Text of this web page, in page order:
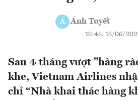
Á Ánh Tuyết
18:48, 18/06/
Sau 4 tháng vượt "hàng
khe, Vietnam Airlines
chỉ “Nhà khai thác hàng